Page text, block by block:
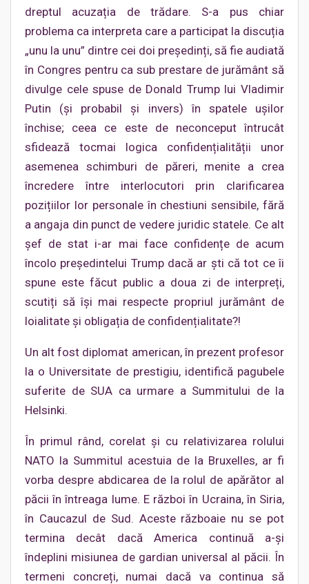
dreptul acuzația de trădare. S-a pus chiar
problema ca interpreta care a participat la discuția
„unu la unu” dintre cei doi președinți, să fie audiată
în Congres pentru ca sub prestare de jurământ să
divulge cele spuse de Donald Trump lui Vladimir
Putin (și probabil și invers) în spatele ușilor
închise; ceea ce este de neconceput întrucât
sfidează tocmai logica confidențialității unor
asemenea schimburi de păreri, menite a crea
încredere între interlocutori prin clarificarea
pozițiilor lor personale în chestiuni sensibile, fără
a angaja din punct de vedere juridic statele. Ce alt
șef de stat i-ar mai face confidențe de acum
încolo președintelui Trump dacă ar ști că tot ce îi
spune este făcut public a doua zi de interpreți,
scutiți să își mai respecte propriul jurământ de
loialitate și obligația de confidențialitate?!
Un alt fost diplomat american, în prezent profesor
la o Universitate de prestigiu, identifică pagubele
suferite de SUA ca urmare a Summitului de la
Helsinki.
În primul rând, corelat și cu relativizarea rolului
NATO la Summitul acestuia de la Bruxelles, ar fi
vorba despre abdicarea de la rolul de apărător al
păcii în întreaga lume. E război în Ucraina, în Siria,
în Caucazul de Sud. Aceste războaie nu se pot
termina decât dacă America continuă a-și
îndeplini misiunea de gardian universal al păcii. În
termeni concreți, numai dacă va continua să